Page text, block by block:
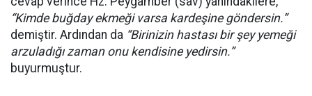
“Kimde buğday ekmeği varsa kardeşine göndersin.”
demiştir. Ardından da “Birinizin hastası bir şey yemeği
arzuladığı zaman onu kendisine yedirsin.”
buyurmuştur.